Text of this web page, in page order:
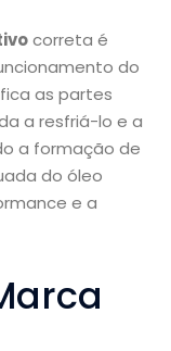
correta é
do
as partes
a resfriá-lo e a
a formação de
do óleo
e a